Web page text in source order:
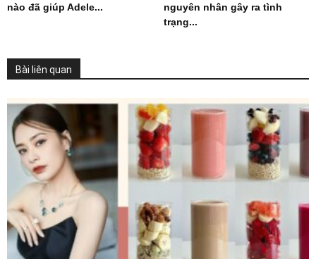
nào đã giúp Adele...
nguyên nhân gây ra tình
trạng...
Bài liên quan